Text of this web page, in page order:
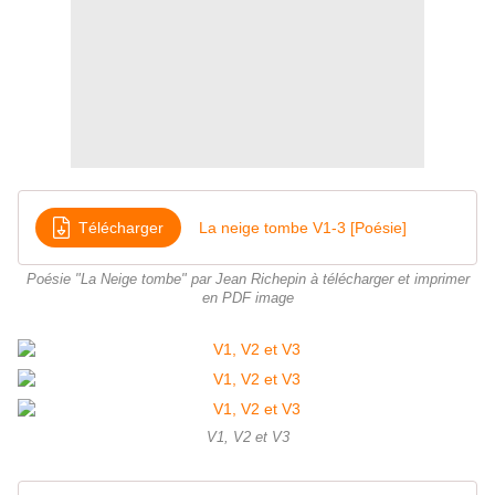
Télécharger La neige tombe V1-3 [Poésie]
Poésie "La Neige tombe" par Jean Richepin à télécharger et imprimer
en PDF image
V1, V2 et V3